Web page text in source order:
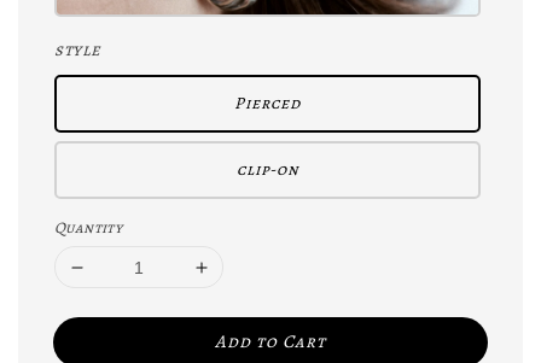
style
Pierced
clip-on
Quantity
Add to Cart